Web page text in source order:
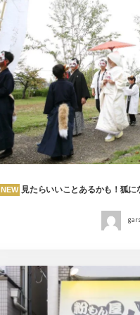
NEW 見たらいいことあるかも！狐に